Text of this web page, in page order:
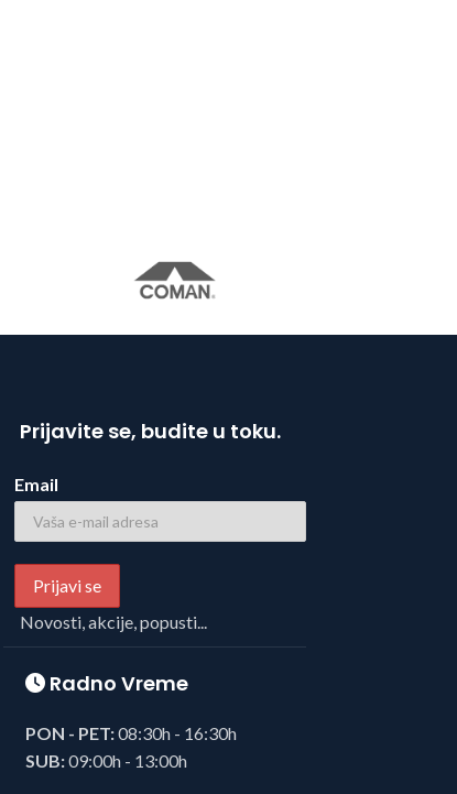
Prijavite se, budite u toku.
Email
Novosti, akcije, popusti...
Radno Vreme
PON - PET:08:30h - 16:30h
SUB:09:00h - 13:00h